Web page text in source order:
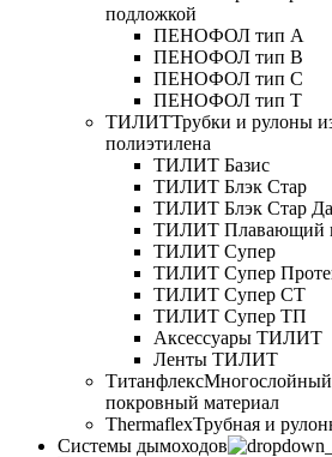
подложкой
ПЕНОФОЛ тип А
ПЕНОФОЛ тип B
ПЕНОФОЛ тип C
ПЕНОФОЛ тип T
ТИЛИТТрубки и рулоны
полиэтилена
ТИЛИТ Базис
ТИЛИТ Блэк Стар
ТИЛИТ Блэк Стар
ТИЛИТ Плавающий
ТИЛИТ Супер
ТИЛИТ Супер
ТИЛИТ Супер СТ
ТИЛИТ Супер ТП
Аксессуары ТИЛИТ
Ленты ТИЛИТ
Титанфлекс
покровный материал
ThermaflexТрубная и
Cистемы дымоходов